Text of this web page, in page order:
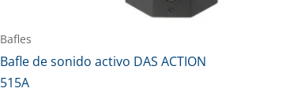
Bafles
Bafle de sonido activo DAS ACTION
515A